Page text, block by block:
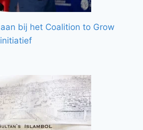
bij het Coalition to Grow